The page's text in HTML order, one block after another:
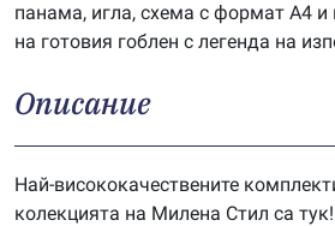
панама, игла, схема с формат А4 и
на готовия гоблен с легенда на
Описание
Най-висококачествените
колекцията на Милена Стил са